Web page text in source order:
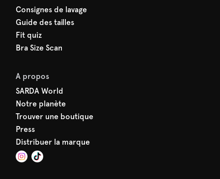
Consignes de lavage
Guide des tailles
Fit quiz
Bra Size Scan
A propos
SARDA World
Notre planète
Trouver une boutique
Press
Distribuer la marque